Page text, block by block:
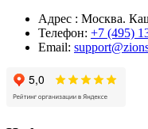
Адрес : Москва.
Телефон: +7 (495)
Email: